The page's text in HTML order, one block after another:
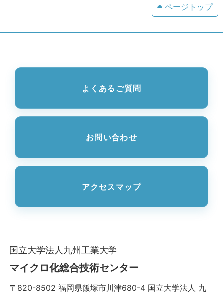
ページトップ
よくあるご質問
お問い合わせ
アクセスマップ
国立大学法人九州工業大学
マイクロ化総合技術センター
〒820-8502 福岡県飯塚市川津680-4 国立大学法人 九